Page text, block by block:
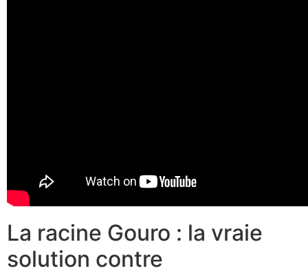
La racine Gouro : la vraie
solution contre